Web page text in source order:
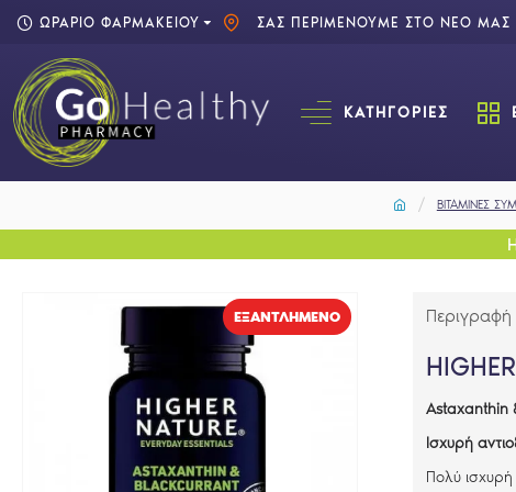
ΩΡΑΡΙΟ ΦΑΡΜΑΚΕΙΟΥ ΣΑΣ ΠΕΡΙΜΕΝΟΥΜΕ ΣΤΟ ΝΕΟ ΜΑΣ
ΚΑΤΗΓΟΡΊΕΣ
ΒΙΤΑΜΙΝΕΣ
EΞΑΝΤΛΗΜΈΝΟ Περιγραφή
Astaxanthin
Ισχυρή
Πολύ